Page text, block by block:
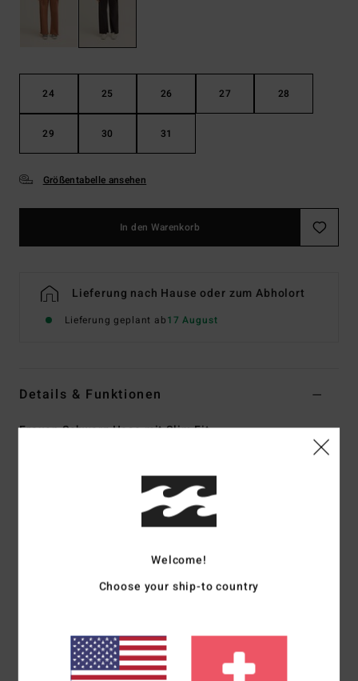
24 25 26 27 28
29 30 31
Größentabelle ansehen
In den Warenkorb
Lieferung nach Hause oder zum Abholort
Lieferung geplant ab17 August
Details & Funktionen
Frauen Schwarz Hose mit Slim Fit
Stoff Aus Baumwolle Und Elastan
Hosenschlitz mit Knöpfen
Ausgefranster Saum
Zusammensetzung[Hauptstoff] 99 % Baumwolle, 1 %
Welcome!
Choose your ship-to country